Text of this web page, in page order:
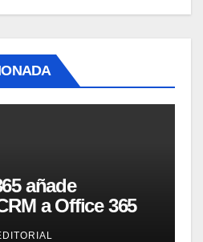
añade
a Office 365